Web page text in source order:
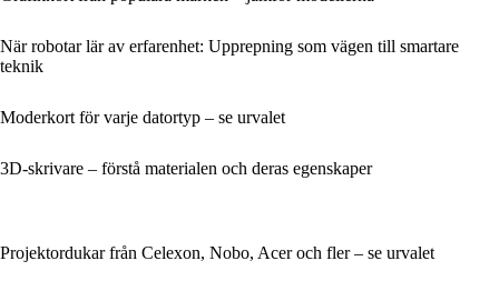
När robotar lär av erfarenhet: Upprepning som vägen till smartare
teknik
Moderkort för varje datortyp – se urvalet
3D-skrivare – förstå materialen och deras egenskaper
Projektordukar från Celexon, Nobo, Acer och fler – se urvalet